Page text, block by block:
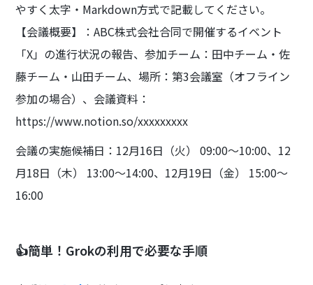
やすく太字・Markdown方式で記載してください。
【会議概要】：ABC株式会社合同で開催するイベント
「X」の進行状況の報告、参加チーム：田中チーム・佐
藤チーム・山田チーム、場所：第3会議室（オフライン
参加の場合）、会議資料：
https://www.notion.so/xxxxxxxxx
会議の実施候補日：12月16日（火） 09:00～10:00、12
月18日（木） 13:00～14:00、12月19日（金） 15:00～
16:00
👍簡単！Grokの利用で必要な手順